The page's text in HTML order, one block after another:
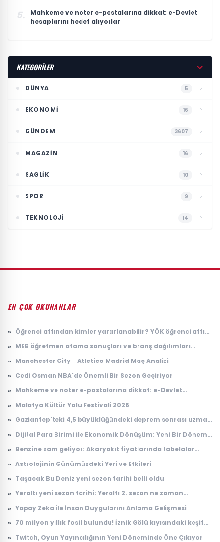
5.
Mahkeme ve noter e-postalarına dikkat: e-Devlet
hesaplarını hedef alıyorlar
KATEGORİLER
DÜNYA 5
EKONOMI 16
GÜNDEM 3607
MAGAZIN 16
SAGLIK 10
SPOR 9
TEKNOLOJI 14
EN ÇOK OKUNANLAR
» Öğrenci affından kimler yararlanabilir? YÖK öğrenci affı
» MEB öğretmen atama sonuçları ve branş dağılımları
» Manchester City - Atletico Madrid Maç Analizi
» Cedi Osman NBA'de Önemli Bir Sezon Geçiriyor
» Mahkeme ve noter e-postalarına dikkat: e-Devlet
» Malatya Kültür Yolu Festivali 2026
» Gaziantep'teki 4,5 büyüklüğündeki deprem sonrası uzman
» Dijital Para Birimi ile Ekonomik Dönüşüm: Yeni Bir Dönem
» Benzine zam geliyor: Akaryakıt fiyatlarında tabelalar
» Astrolojinin Günümüzdeki Yeri ve Etkileri
» Taşacak Bu Deniz yeni sezon tarihi belli oldu
» Yeraltı yeni sezon tarihi: Yeraltı 2. sezon ne zaman
» Yapay Zeka ile İnsan Duygularını Anlama Gelişmesi
» 70 milyon yıllık fosil bulundu! İznik Gölü kıyısındaki keşif
» Twitch, Oyun Yayıncılığının Yeni Döneminde Öne Çıkıyor